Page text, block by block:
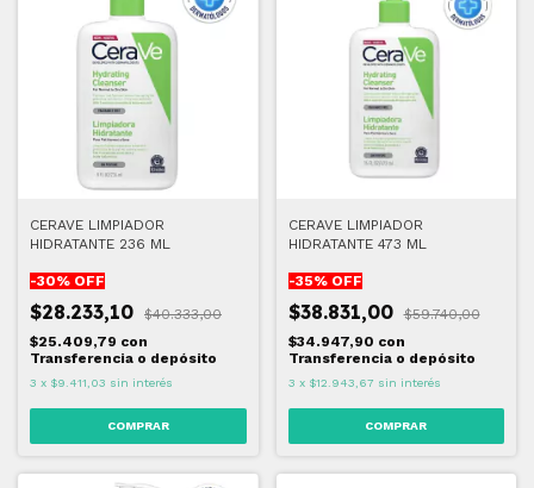
CERAVE LIMPIADOR
HIDRATANTE 236 ML
-30% OFF
$28.233,10
$40.333,00
$25.409,79 con
Transferencia o depósito
3 x $9.411,03 sin interés
CERAVE LIMPIADOR
HIDRATANTE 473 ML
-35% OFF
$38.831,00
$59.740,00
$34.947,90 con
Transferencia o depósito
3 x $12.943,67 sin interés